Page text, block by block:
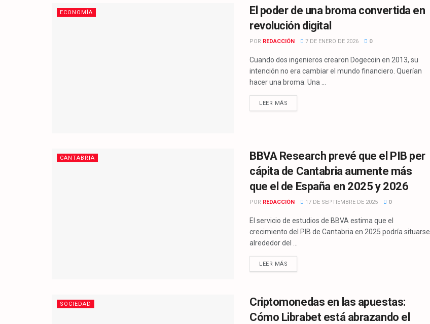
ECONOMÍA
El poder de una broma convertida en
revolución digital
POR REDACCIÓN 7 DE ENERO DE 2026 0
Cuando dos ingenieros crearon Dogecoin en 2013, su
intención no era cambiar el mundo financiero. Querían
hacer una broma. Una ...
LEER MÁS
CANTABRIA
BBVA Research prevé que el PIB per
cápita de Cantabria aumente más
que el de España en 2025 y 2026
POR REDACCIÓN 17 DE SEPTIEMBRE DE 2025 0
El servicio de estudios de BBVA estima que el
crecimiento del PIB de Cantabria en 2025 podría situarse
alrededor del ...
LEER MÁS
SOCIEDAD
Criptomonedas en las apuestas:
Cómo Librabet está abrazando el